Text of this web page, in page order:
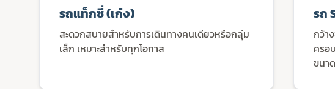
รถแท็กซี่ (เก๋ง)
สะดวกสบายสำหรับการเดินทางคนเดียวหรือกลุ่ม
เล็ก เหมาะสำหรับทุกโอกาส
รถ
กว้า
ครอ
ขนา